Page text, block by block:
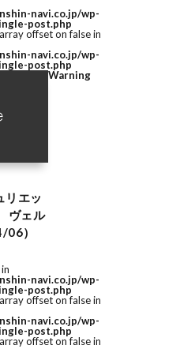
navi.co.jp/wp-
post.php
offset on false in
navi.co.jp/wp-
post.php
エッ
ヴェル
）
Warning
navi.co.jp/wp-
post.php
offset on false in
navi.co.jp/wp-
post.php
offset on false in